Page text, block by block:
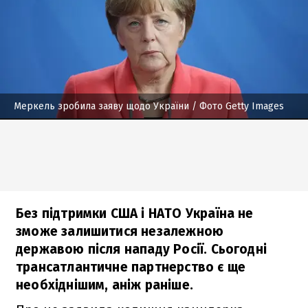
Меркель зробила заяву щодо України / Фото Getty Images
Без підтримки США і НАТО Україна не
зможе залишитися незалежною
державою після нападу Росії. Сьогодні
трансатлантичне партнерство є ще
необхіднішим, аніж раніше.